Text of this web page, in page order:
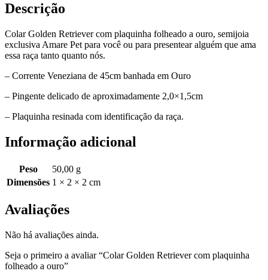
Descrição
Colar Golden Retriever com plaquinha folheado a ouro, semijoia
exclusiva Amare Pet para você ou para presentear alguém que ama
essa raça tanto quanto nós.
– Corrente Veneziana de 45cm banhada em Ouro
– Pingente delicado de aproximadamente 2,0×1,5cm
– Plaquinha resinada com identificação da raça.
Informação adicional
Peso
50,00 g
Dimensões 1 × 2 × 2 cm
Avaliações
Não há avaliações ainda.
Seja o primeiro a avaliar “Colar Golden Retriever com plaquinha
folheado a ouro”